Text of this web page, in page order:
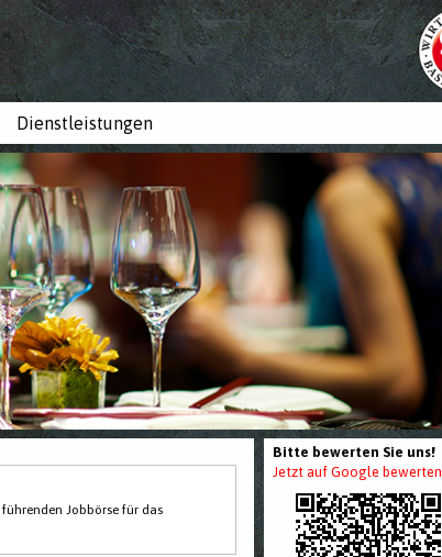
Dienstleistungen
führenden Jobbörse für das
Bitte bewerten Sie uns!
Jetzt auf Google bewerten